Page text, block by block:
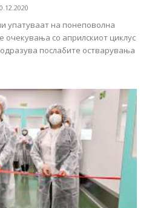
упатуваат на понеповолна
очекувања со априлскиот циклус
послабите остварувања